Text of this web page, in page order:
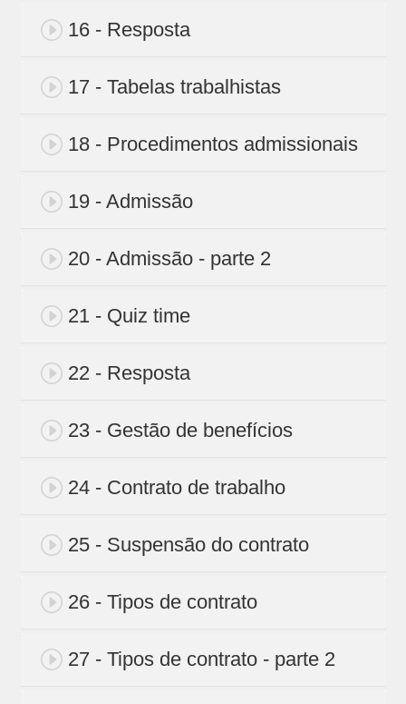
16 - Resposta
17 - Tabelas trabalhistas
18 - Procedimentos admissionais
19 - Admissão
20 - Admissão - parte 2
21 - Quiz time
22 - Resposta
23 - Gestão de benefícios
24 - Contrato de trabalho
25 - Suspensão do contrato
26 - Tipos de contrato
27 - Tipos de contrato - parte 2